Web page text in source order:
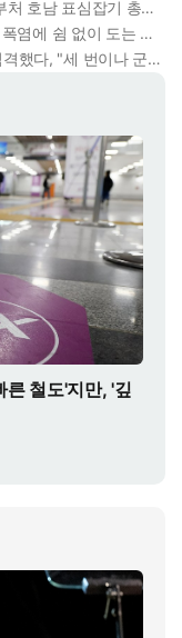
민주당 정청래·김민석, 전당대회 최대 승부처 호남 표심잡기 총력 : 격차 10%p 안이냐, 밖이냐
"실외기 과열, 문 닫지 마세요" 40도 안팎 폭염에 쉼 없이 도는 에어컨 : 화재 위험 경고등!
이재명 대통령이 사관학교 통합 반대를 직격했다, "세 번이나 군사 쿠데타 했는데 압도적 지위"
른 철도'지만, '깊